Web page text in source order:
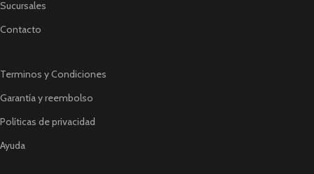
Sucursales
Contacto
Terminos y Condiciones
Garantía y reembolso
Políticas de privacidad
Ayuda